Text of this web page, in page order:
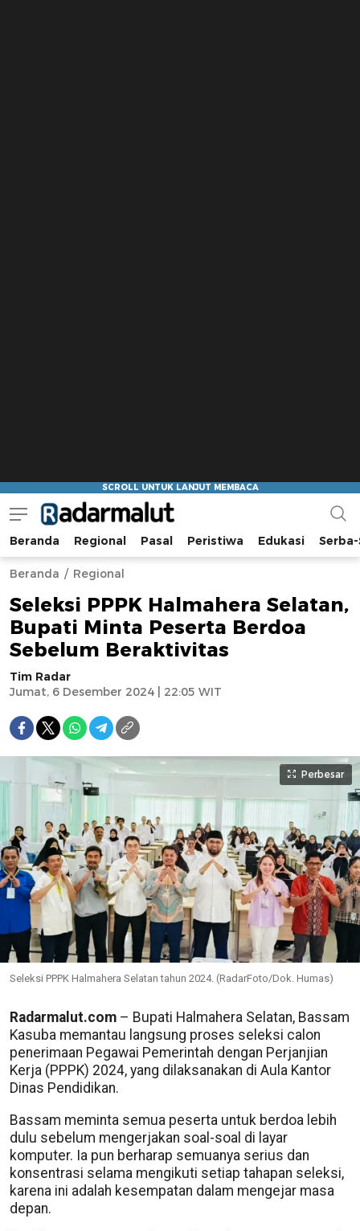
Radar Malut
Bacaan Nyindir
Beranda Regional Pasal Peristiwa Edukasi
Beranda Regional
Seleksi PPPK Halmahera Selatan,
Bupati Minta Peserta Berdoa
Sebelum Beraktivitas
Tim Radar
Jumat, 6 Desember 2024 | 22:05 WIT
Perbesar
Seleksi PPPK Halmahera Selatan tahun 2024. (RadarFoto/Dok. Humas)
Radarmalut.com – Bupati Halmahera Selatan, Bassam
Kasuba memantau langsung proses seleksi calon
penerimaan Pegawai Pemerintah dengan Perjanjian
Kerja (PPPK) 2024, yang dilaksanakan di Aula Kantor
Dinas Pendidikan.
Bassam meminta semua peserta untuk berdoa lebih
dulu sebelum mengerjakan soal-soal di layar
komputer. Ia pun berharap semuanya serius dan
konsentrasi selama mengikuti setiap tahapan seleksi,
karena ini adalah kesempatan dalam mengejar masa
depan.